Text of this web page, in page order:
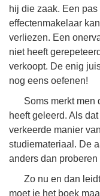
hij die zaak. Een
effectenmakelaar
verliezen. Een
niet heeft
verkoopt. De enig
nog eens oefenen!
Soms merkt men
heeft geleerd. Als
verkeerde manier
studiemateriaal. De
anders dan
Zo nu en dan
moet je het boek